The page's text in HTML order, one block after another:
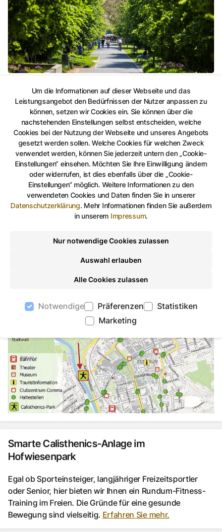
Um die Informationen auf dieser Webseite und das
Leistungsangebot den Bedürfnissen der Nutzer anpassen zu
können, setzen wir Cookies ein. Sie können über die
nachstehenden Einstellungen selbst entscheiden, welche
Cookies bei der Nutzung der Webseite und unseres Angebots
gesetzt werden sollen. Welche Cookies für welchen Zweck
verwendet werden, können Sie jederzeit untern den „Cookie-
Einstellungen“ einsehen. Möchten Sie Ihre Einwilligung ändern
oder widerrufen, ist dies ebenfalls über die „Cookie-
Einstellungen“ möglich. Weitere Informationen zu den
verwendeten Cookies und Daten finden Sie in unserer
Datenschutzerklärung. Mehr Informationen finden Sie außerdem
in unserem Impressum.
Nur notwendige Cookies zulassen
Auswahl erlauben
Alle Cookies zulassen
Notwendige Präferenzen
Statistiken
Marketing
+ 7
Auf Facebook teilen
Auf Twitter teilenPer Link teilen
Koordinatorin Hofwiesenpark
Kathy Deutscher
Stadtverwaltung Gera
Fon: 0365 619-209
Smarte Calisthenics-Anlage im
Hofwiesenpark
Egal ob Sporteinsteiger, langjähriger Freizeitsportler
oder Senior, hier bieten wir Ihnen ein Rundum-Fitness-
Training im Freien. Die Gründe für eine gesunde
Bewegung sind vielseitig. Erfahren Sie mehr.